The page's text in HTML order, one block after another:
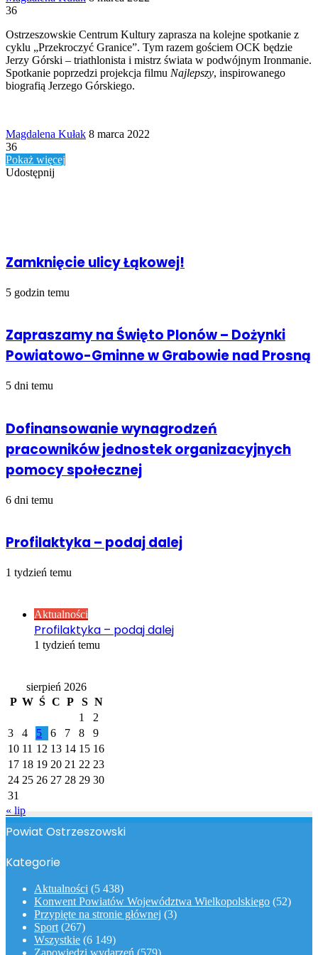
36
Ostrzeszowskie Centrum Kultury zaprasza na kolejne spotkanie z
cyklu „Przekroczyć Granice”. Tym razem gościem OCK będzie
Jerzy Górski – triathlonista i mistrz świata w podwójnym Ironmanie.
Spotkanie poprzedzi projekcja filmu Najlepszy, inspirowanego
biografią Jerzego Górskiego.
Magdalena Kułak Send
8 marca 2022
36
Pokaż więcej
Udostępnij
Zamknięcie ulicy Łąkowej!
5 godzin temu
Zapraszamy na Święto Plonów – Dożynki
Powiatowo-Gminne w Grabowie nad Prosną
5 dni temu
Dofinansowanie wynagrodzeń
pracowników jednostek organizacyjnych
pomocy społecznej
6 dni temu
Profilaktyka – podaj dalej
1 tydzień temu
Aktualności
Profilaktyka – podaj dalej
1 tydzień temu
sierpień 2026
P W Ś C P S N
1
2
3
4 5 6 7 8
9
10 11 12 13 14 15 16
17 18 19 20 21 22 23
24 25 26 27 28 29 30
31
« lip
Powiat Ostrzeszowski
Kategorie
Aktualności (5 438)
Konwent Powiatów Województwa Wielkopolskiego (52)
Przypięte na stronie głównej (3)
Sport (267)
Wszystkie (6 149)
Zapowiedzi wydarzeń (579)